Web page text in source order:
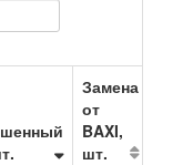
Замена
от
BAXI,
шт.